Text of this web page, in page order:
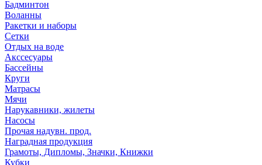
Бадминтон
Воланны
Ракетки и наборы
Сетки
Отдых на воде
Акссесуары
Бассейны
Круги
Матрасы
Мячи
Нарукавники, жилеты
Насосы
Прочая надувн. прод.
Наградная продукция
Грамоты, Дипломы, Значки, Книжки
Кубки